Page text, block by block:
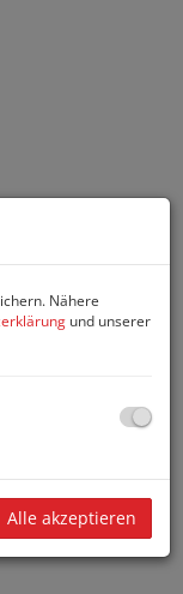
Nähere
und unserer
Alle akzeptieren